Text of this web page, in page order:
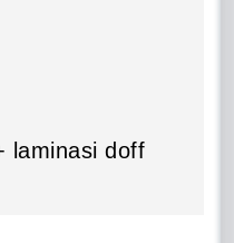
laminasi doff